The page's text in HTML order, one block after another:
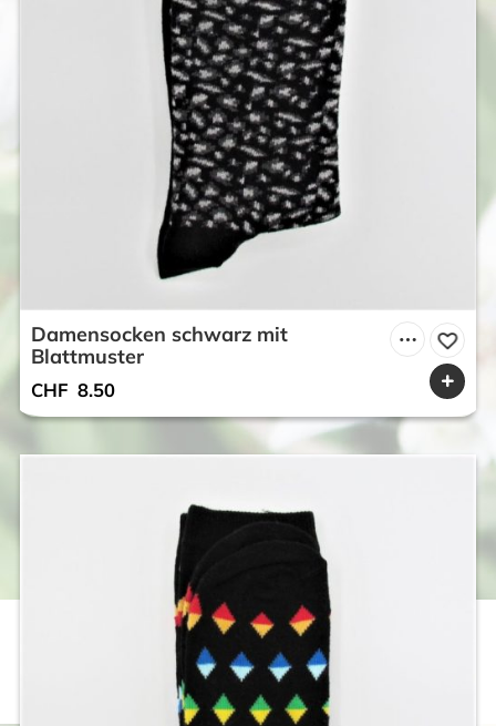
Damensocken schwarz mit
Blattmuster
CHF 8.50